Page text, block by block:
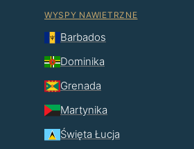
WYSPY NAWIETRZNE
Barbados
Dominika
Grenada
Martynika
Święta Łucja